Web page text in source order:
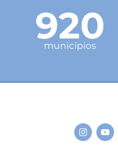
920
municípios